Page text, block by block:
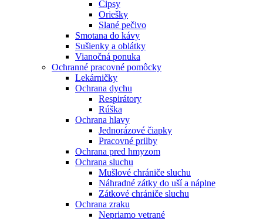
Čipsy
Oriešky
Slané pečivo
Smotana do kávy
Sušienky a oblátky
Vianočná ponuka
Ochranné pracovné pomôcky
Lekárničky
Ochrana dychu
Respirátory
Rúška
Ochrana hlavy
Jednorázové čiapky
Pracovné prilby
Ochrana pred hmyzom
Ochrana sluchu
Mušlové chrániče sluchu
Náhradné zátky do uší a náplne
Zátkové chrániče sluchu
Ochrana zraku
Nepriamo vetrané